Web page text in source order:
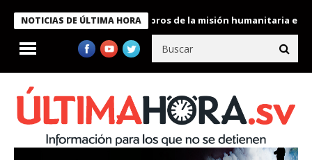
NOTICIAS DE ÚLTIMA HORA
Bukele condecora a miembros de la misión humanitaria enviada